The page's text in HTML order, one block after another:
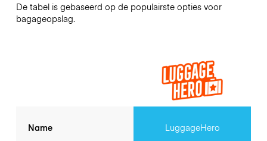
De tabel is gebaseerd op de populairste opties voor
bagageopslag.
Name LuggageHero